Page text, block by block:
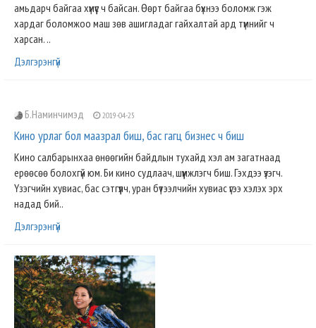
амьдарч байгаа хүмүүс ч байсан. Өөрт байгаа бүхнээ боломж гэж
хардаг боломжоо маш зөв ашигладаг гайхалтай ард түмнийг ч
харсан. ..
Дэлгэрэнгүй
Б.Наминчимэд 2019-04-25
Кино урлаг бол маазрал биш, бас гагц бизнес ч биш
Кино салбарынхаа өнөөгийн байдлын тухайд хэл ам загатнаад
ерөөсөө болохгүй юм. Би кино судлаач, шүүмжлэгч биш. Гэхдээ үзэгч.
Үзэгчийн хувиас, бас сэтгүүлч, уран бүтээлчийн хувиас үгээ хэлэх эрх
надад бий..
Дэлгэрэнгүй